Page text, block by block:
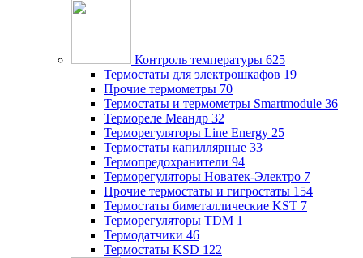
Контроль температуры 625
Термостаты для электрошкафов 19
Прочие термометры 70
Термостаты и термометры Smartmodule 36
Термореле Меандр 32
Терморегуляторы Line Energy 25
Термостаты капиллярные 33
Термопредохранители 94
Терморегуляторы Новатек-Электро 7
Прочие термостаты и гигростаты 154
Термостаты биметаллические KST 7
Терморегуляторы TDM 1
Термодатчики 46
Термостаты KSD 122